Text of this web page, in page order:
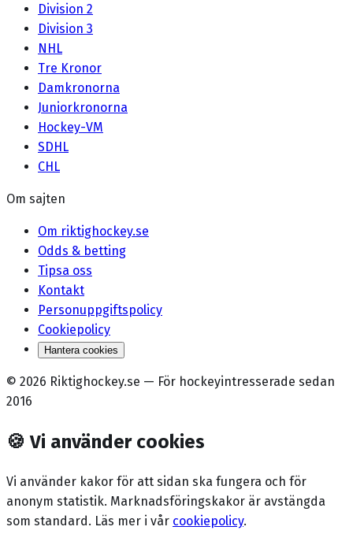
Division 2
Division 3
NHL
Tre Kronor
Damkronorna
Juniorkronorna
Hockey-VM
SDHL
CHL
Om sajten
Om riktighockey.se
Odds & betting
Tipsa oss
Kontakt
Personuppgiftspolicy
Cookiepolicy
Hantera cookies
© 2026 Riktighockey.se — För hockeyintresserade sedan
2016
🍪 Vi använder cookies
Vi använder kakor för att sidan ska fungera och för
anonym statistik. Marknadsförings­kakor är avstängda
som standard. Läs mer i vår cookiepolicy.